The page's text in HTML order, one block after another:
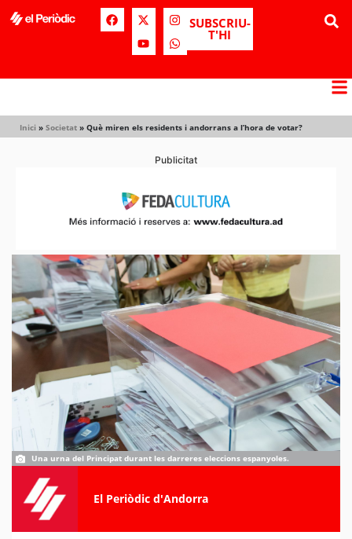
SUBSCRIU-
T'HI
Inici » Societat » Què miren els residents i andorrans a l’hora de votar?
Publicitat
Una urna del Principat durant les darreres eleccions espanyoles.
El Periòdic d'Andorra